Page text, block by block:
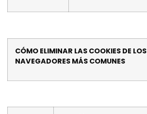
CÓMO ELIMINAR LAS COOKIES DE LOS
NAVEGADORES MÁS COMUNES